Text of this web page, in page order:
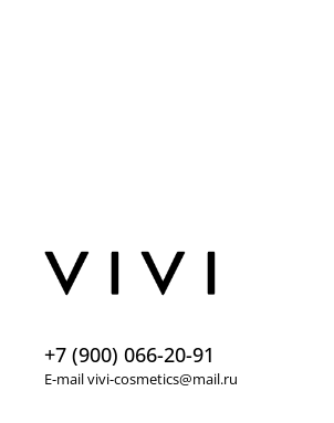
+7 (900) 066-20-91
E-mail vivi-cosmetics@mail.ru